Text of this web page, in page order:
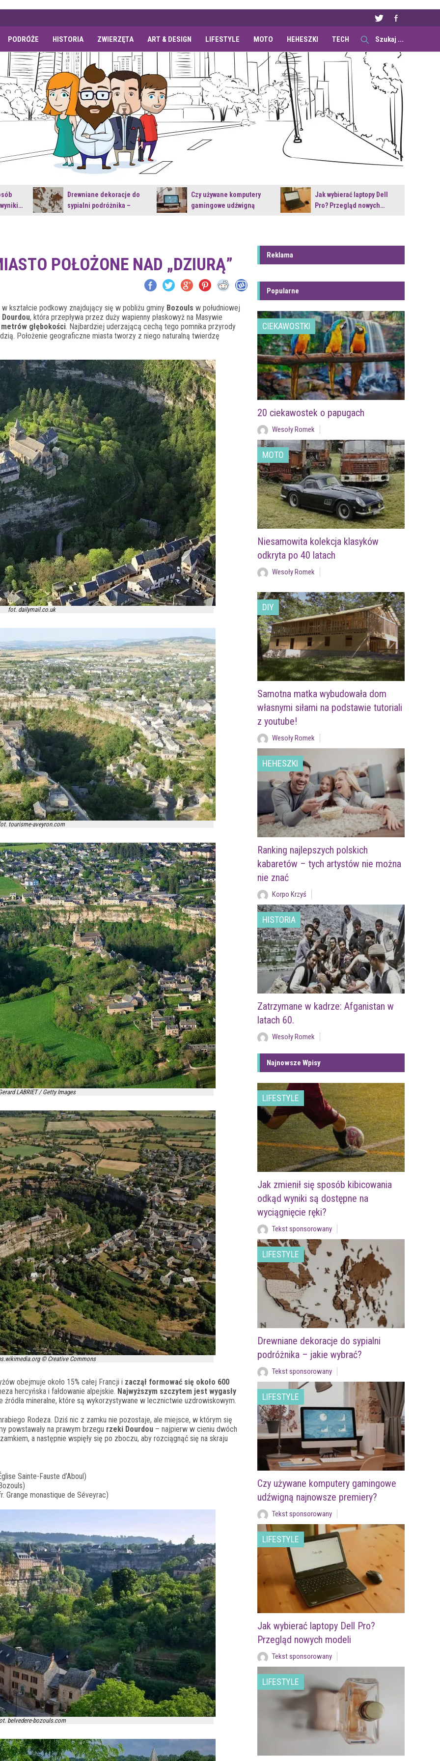
PODRÓŻE HISTORIA ZWIERZĘTA ART & DESIGN LIFESTYLE MOTO HEHESZKI TECH
Drewniane dekoracje do
sypialni podróżnika –
Czy używane komputery
gamingowe udźwigną
Jak wybierać laptopy Dell
Pro? Przegląd nowych…
POŁOŻONE NAD „DZIURĄ”
w kształcie podkowy znajdujący się w pobliżu gminy Bozouls w południowej
, która przepływa przez duży wapienny płaskowyż na Masywie
głębokości. Najbardziej uderzającą cechą tego pomnika przyrody
Położenie geograficzne miasta tworzy z niego naturalną twierdzę
fot. dailymail.co.uk
tourisme-aveyron.com
LABRIET / Getty Images
© Creative Commons
obejmuje około 15% całej Francji i zaczął formować się około 600
hercyńska i fałdowanie alpejskie. Najwyższym szczytem jest wygasły
źródła mineralne, które są wykorzystywane w lecznictwie uzdrowiskowym.
Rodeza. Dziś nic z zamku nie pozostaje, ale miejsce, w którym się
powstawały na prawym brzegu rzeki Dourdou – najpierw w cieniu dwóch
a następnie wspięły się po zboczu, aby rozciągnąć się na skraju
Sainte-Fauste d’Aboul)
Grange monastique de Séveyrac)
belvedere-bozouls.com
Reklama
Popularne
CIEKAWOSTKI
20 ciekawostek o papugach
Wesoły Romek
MOTO
Niesamowita kolekcja klasyków
odkryta po 40 latach
Wesoły Romek
DIY
Samotna matka wybudowała dom
własnymi siłami na podstawie tutoriali
z youtube!
Wesoły Romek
HEHESZKI
Ranking najlepszych polskich
kabaretów – tych artystów nie można
nie znać
Korpo Krzyś
HISTORIA
Zatrzymane w kadrze: Afganistan w
latach 60.
Wesoły Romek
Najnowsze Wpisy
LIFESTYLE
Jak zmienił się sposób kibicowania
odkąd wyniki są dostępne na
wyciągnięcie ręki?
Tekst sponsorowany
LIFESTYLE
Drewniane dekoracje do sypialni
podróżnika – jakie wybrać?
Tekst sponsorowany
LIFESTYLE
Czy używane komputery gamingowe
udźwigną najnowsze premiery?
Tekst sponsorowany
LIFESTYLE
Jak wybierać laptopy Dell Pro?
Przegląd nowych modeli
Tekst sponsorowany
LIFESTYLE